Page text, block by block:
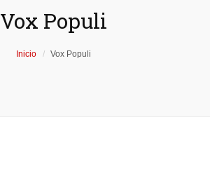
Vox Populi
Inicio Vox Populi